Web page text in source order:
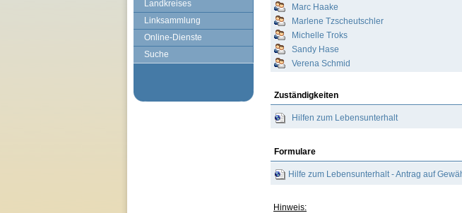
Landkreises
Linksammlung
Online-Dienste
Suche
Marc Haake
Marlene Tzscheutschler
Michelle Troks
Sandy Hase
Verena Schmid
Zuständigkeiten
Hilfen zum Lebensunterhalt
Formulare
Hilfe zum Lebensunterhalt - Antrag auf
Hinweis: